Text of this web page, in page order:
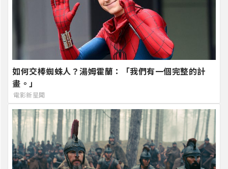
如何交棒蜘蛛人？湯姆霍蘭：「我們有一個完整的計
畫。」
電影新星聞